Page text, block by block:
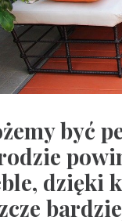
być
dzięki